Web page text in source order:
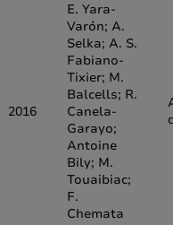
2016
E. Yara-
Varón; A.
Selka; A. S.
Fabiano-
Tixier; M.
Balcells; R.
Canela-
Garayo;
Antoine
Bily; M.
Touaibiac;
F.
Chemata